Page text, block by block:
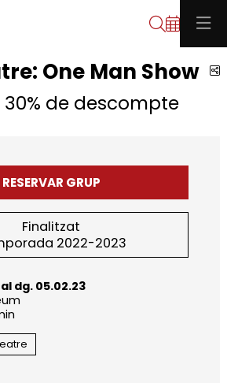
Cerca
One Man Show
de descompte
RESERVAR GRUP
Finalitzat
2022-2023
al dg. 05.02.23